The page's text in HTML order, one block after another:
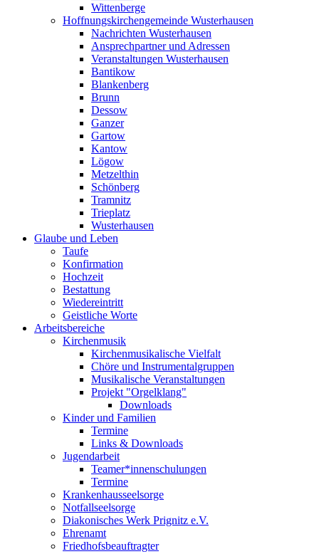
Wittenberge
Hoffnungskirchengemeinde Wusterhausen
Nachrichten Wusterhausen
Ansprechpartner und Adressen
Veranstaltungen Wusterhausen
Bantikow
Blankenberg
Brunn
Dessow
Ganzer
Gartow
Kantow
Lögow
Metzelthin
Schönberg
Tramnitz
Trieplatz
Wusterhausen
Glaube und Leben
Taufe
Konfirmation
Hochzeit
Bestattung
Wiedereintritt
Geistliche Worte
Arbeitsbereiche
Kirchenmusik
Kirchenmusikalische Vielfalt
Chöre und Instrumentalgruppen
Musikalische Veranstaltungen
Projekt "Orgelklang"
Downloads
Kinder und Familien
Termine
Links & Downloads
Jugendarbeit
Teamer*innenschulungen
Termine
Krankenhausseelsorge
Notfallseelsorge
Diakonisches Werk Prignitz e.V.
Ehrenamt
Friedhofsbeauftragter